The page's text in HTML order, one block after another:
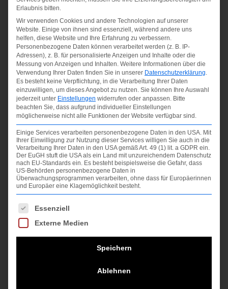
Erlaubnis bitten.
Wir verwenden Cookies und andere Technologien auf unserer
Website. Einige von ihnen sind essenziell, während andere uns
helfen, diese Website und Ihre Erfahrung zu verbessern.
Personenbezogene Daten können verarbeitet werden (z. B. IP-
Adressen), z. B. für personalisierte Anzeigen und Inhalte oder die
Messung von Anzeigen und Inhalten. Weitere Informationen über die
Verwendung Ihrer Daten finden Sie in unserer Datenschutzerklärung
Es besteht keine Verpflichtung, in die Verarbeitung Ihrer Daten
einzuwilligen, um dieses Angebot zu nutzen. Sie können Ihre Auswahl
jederzeit unter Einstellungen widerrufen oder anpassen. Bitte
beachten Sie, dass aufgrund individueller Einstellungen
möglicherweise nicht alle Funktionen der Website verfügbar sind.
Einige Services verarbeiten personenbezogene Daten in den USA. Mit
Ihrer Einwilligung zur Nutzung dieser Services willigen Sie auch in die
Verarbeitung Ihrer Daten in den USA gemäß Art. 49 (1) lit. a GDPR ein.
Der EuGH stuft die USA als ein Land mit unzureichendem Datenschutz
nach EU-Standards ein. Es besteht beispielsweise die Gefahr, dass
US-Behörden personenbezogene Daten in
Überwachungsprogrammen verarbeiten, ohne dass für Europäerinnen
und Europäer eine Klagemöglichkeit besteht.
Es folgt eine Liste der Service-Gruppen, für die
Essenziell
Externe Medien
Speichern
Ablehnen